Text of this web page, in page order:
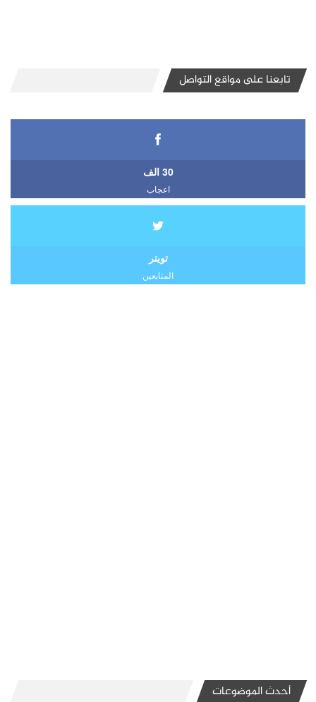
تابعنا على مواقع التواصل
30 الف
اعجاب
تويتر
المتابعين
أحدث الموضوعات